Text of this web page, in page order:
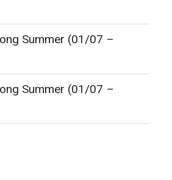
Summer (01/07 –
Summer (01/07 –